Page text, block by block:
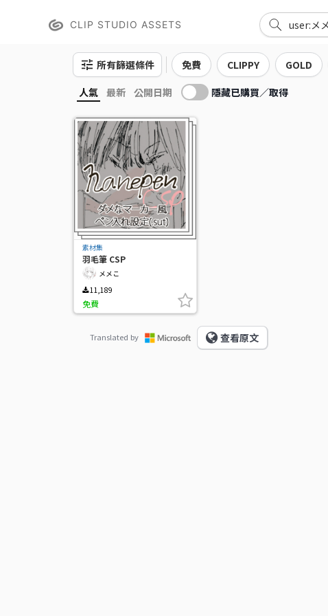
CLIP STUDIO ASSETS
所有篩選條件 免費 CLIPPY GOLD
人氣 最新 公開日期 隱藏已購買／取得
素材集
羽毛筆 CSP
メメこ
11,189
免費
Translated by 查看原文